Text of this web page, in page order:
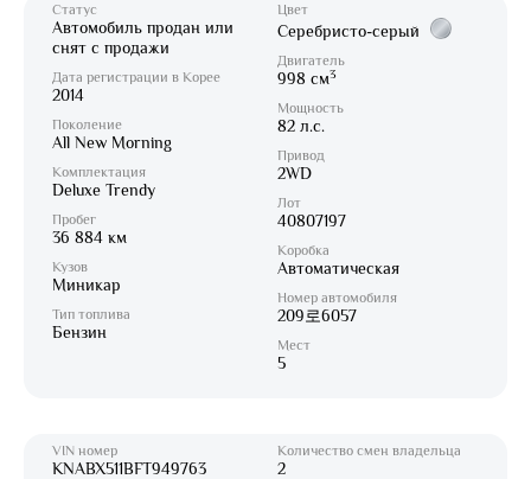
Статус
Автомобиль продан или
снят с продажи
Дата регистрации в Корее
2014
Поколение
All New Morning
Комплектация
Deluxe Trendy
Пробег
36 884 км
Кузов
Миникар
Тип топлива
Бензин
Цвет
Серебристо-серый
Двигатель
998 см3
Мощность
82 л.с.
Привод
2WD
Лот
40807197
Коробка
Автоматическая
Номер автомобиля
209로6057
Мест
5
VIN номер
KNABX511BFT949763
Количество смен владельца
2